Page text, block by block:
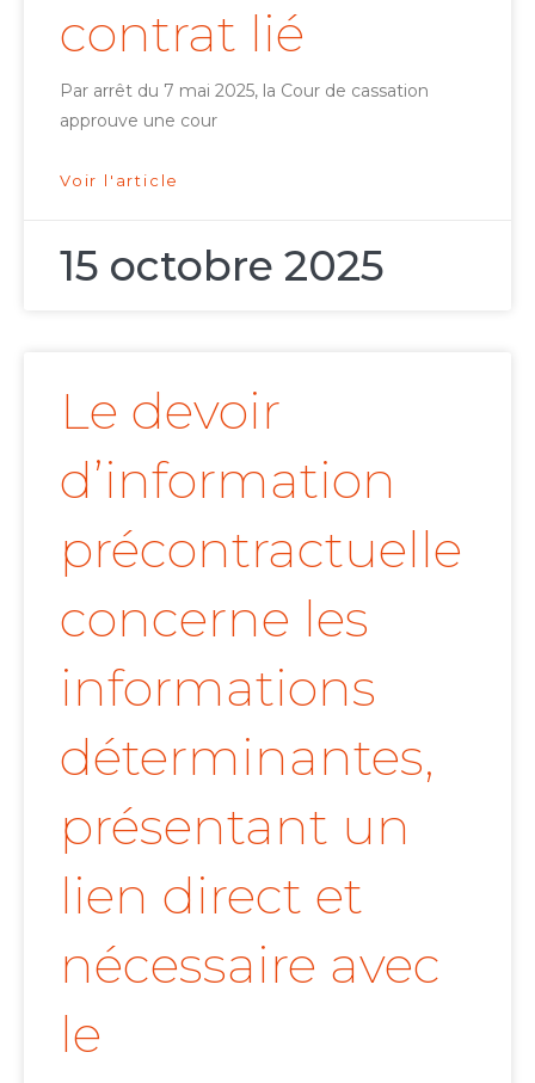
contrat lié
Par arrêt du 7 mai 2025, la Cour de cassation
approuve une cour
Voir l'article
15 octobre 2025
Le devoir
d’information
précontractuelle
concerne les
informations
déterminantes,
présentant un
lien direct et
nécessaire avec
le